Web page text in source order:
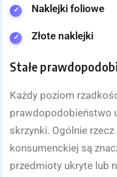
Naklejki foliowe
Złote naklejki
Stałe
Każdy poziom
prawdopodobieństwo
skrzynki. Ogólnie
konsumenckiej są
przedmioty ukryte lub